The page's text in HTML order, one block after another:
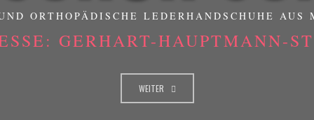
ORTHOPÄDISCHE LEDERHANDSCHUHE AUS
GERHART-HAUPTMANN-
WEITER